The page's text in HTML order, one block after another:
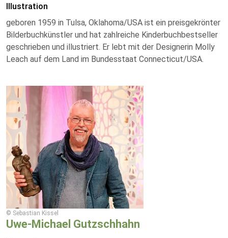
Illustration
geboren 1959 in Tulsa, Oklahoma/USA ist ein preisgekrönter
Bilderbuchkünstler und hat zahlreiche Kinderbuchbestseller
geschrieben und illustriert. Er lebt mit der Designerin Molly
Leach auf dem Land im Bundesstaat Connecticut/USA.
© Sebastian Kissel
Uwe-Michael Gutzschhahn